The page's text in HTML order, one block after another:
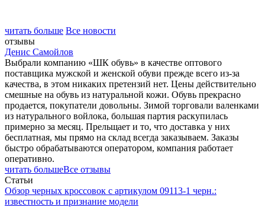
читать больше Все новости
отзывы
Денис Самойлов
Выбрали компанию «ШК обувь» в качестве оптового
поставщика мужской и женской обуви прежде всего из-за
качества, в этом никаких претензий нет. Цены действительно
смешные на обувь из натуральной кожи. Обувь прекрасно
продается, покупатели довольны. Зимой торговали валенками
из натурального войлока, большая партия раскупилась
примерно за месяц. Прельщает и то, что доставка у них
бесплатная, мы прямо на склад всегда заказываем. Заказы
быстро обрабатываются оператором, компания работает
оперативно.
читать большеВсе отзывы
Статьи
Обзор черных кроссовок с артикулом 09113-1 черн.:
известность и признание модели